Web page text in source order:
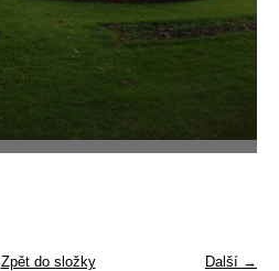
Další →
Zpět do složky